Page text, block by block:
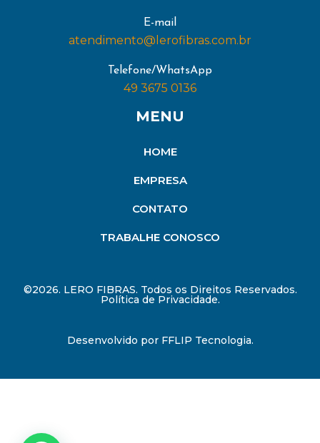
E-mail
atendimento@lerofibras.com.br
Telefone/WhatsApp
49 3675 0136
MENU
HOME
EMPRESA
CONTATO
TRABALHE CONOSCO
©2026. LERO FIBRAS. Todos os Direitos Reservados.
Política de Privacidade.
Desenvolvido por FFLIP Tecnologia.